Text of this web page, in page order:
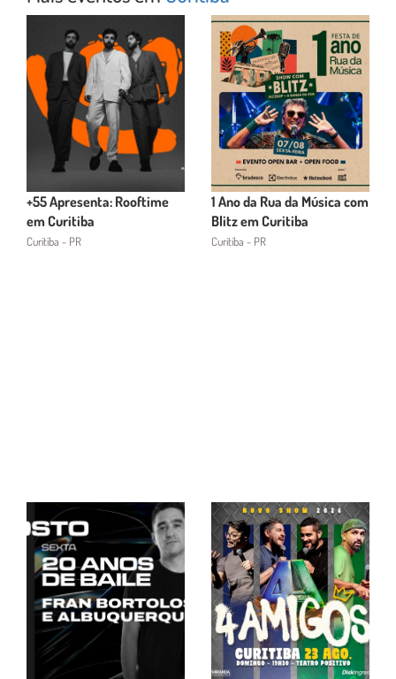
+55 Apresenta: Rooftime
em Curitiba
Curitiba - PR
1 Ano da Rua da Música com
Blitz em Curitiba
Curitiba - PR